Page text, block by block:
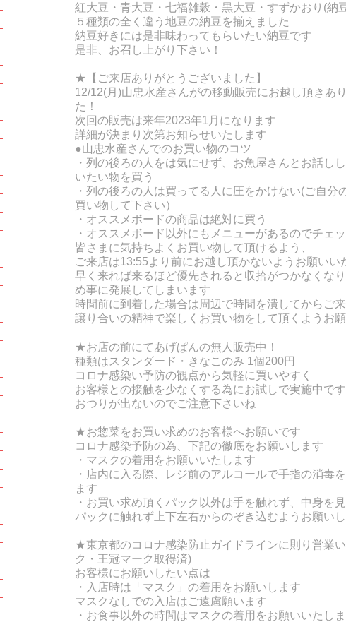
紅大豆・青大豆・七福雑穀・黒大豆・すずかおり (納
５種類の全く違う地豆の納豆を揃えました
納豆好きには是非味わってもらいたい納豆です
是非、お召し上がり下さい！
★【ご来店ありがとうございました】
12/12(月)山忠水産さんがの移動販売にお越し頂きあ
た！
次回の販売は来年2023年1月になります
詳細が決まり次第お知らせいたします
●山忠水産さんでのお買い物のコツ
・列の後ろの人をは気にせず、お魚屋さんとお話し
いたい物を買う
・列の後ろの人は買ってる人に圧をかけない(ご自分
買い物して下さい）
・オススメボードの商品は絶対に買う
・オススメボード以外にもメニューがあるのでチェ
皆さまに気持ちよくお買い物して頂けるよう、
ご来店は13:55より前にお越し頂かないようお願いい
早く来れば来るほど優先されると収拾がつかなくな
め事に発展してしまいます
時間前に到着した場合は周辺で時間を潰してからご
譲り合いの精神で楽しくお買い物をして頂くようお
★お店の前にてあげぱんの無人販売中！
種類はスタンダード・きなこのみ 1個200円
コロナ感染い予防の観点から気軽に買いやすく
お客様との接触を少なくする為にお試しで実施中です
おつりが出ないのでご注意下さいね
★お惣菜をお買い求めのお客様へお願いです
コロナ感染予防の為、下記の徹底をお願いします
・マスクの着用をお願いいたします
・店内に入る際、レジ前のアルコールで手指の消毒
ます
・お買い求め頂くパック以外は手を触れず、 中身を
パックに触れず上下左右からのぞき込むようお願い
★東京都のコロナ感染防止ガイドラインに則り営業
ク・王冠マーク取得済)
お客様にお願いしたい点は
・入店時は「マスク」の着用をお願いします
マスクなしでの入店はご遠慮願います
・お食事以外の時間はマスクの着用をお願いいたし